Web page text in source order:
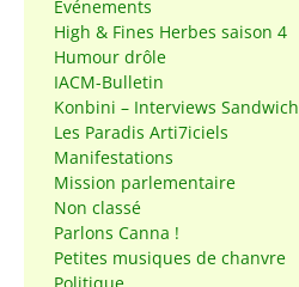
Événements
High & Fines Herbes saison 4
Humour drôle
IACM-Bulletin
Konbini – Interviews Sandwich
Les Paradis Arti7iciels
Manifestations
Mission parlementaire
Non classé
Parlons Canna !
Petites musiques de chanvre